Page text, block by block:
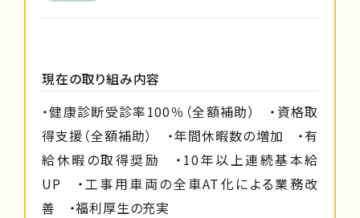
現在の取り組み内容
・健康診断受診率100％（全額補助） ・資格取
得支援（全額補助） ・年間休暇数の増加 ・有
給休暇の取得奨励 ・10年以上連続基本給
UP ・工事用車両の全車AT化による業務改
善 ・福利厚生の充実